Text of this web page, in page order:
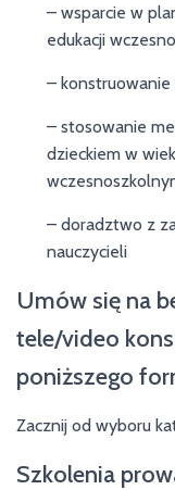
– wsparcie w
edukacji
– konstruowanie
– stosowanie
dzieckiem w
– doradztwo z
nauczycieli
Umów się na
tele/video
poniższego
Zacznij od wyboru
Szkolenia